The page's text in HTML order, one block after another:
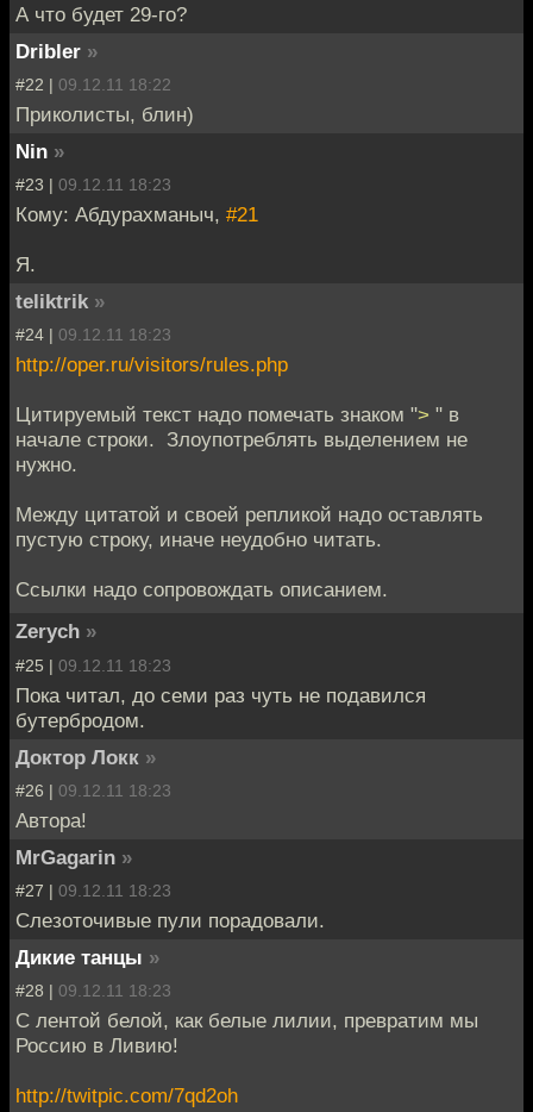
А что будет 29-го?
Dribler »
#22 | 09.12.11 18:22
Приколисты, блин)
Nin »
#23 | 09.12.11 18:23
Кому: Абдурахманыч, #21
Я.
teliktrik »
#24 | 09.12.11 18:23
http://oper.ru/visitors/rules.php
Цитируемый текст надо помечать знаком "> " в
начале строки. Злоупотреблять выделением не
нужно.
Между цитатой и своей репликой надо оставлять
пустую строку, иначе неудобно читать.
Ссылки надо сопровождать описанием.
Zerych »
#25 | 09.12.11 18:23
Пока читал, до семи раз чуть не подавился
бутербродом.
Доктор Локк »
#26 | 09.12.11 18:23
Автора!
MrGagarin »
#27 | 09.12.11 18:23
Слезоточивые пули порадовали.
Дикие танцы »
#28 | 09.12.11 18:23
С лентой белой, как белые лилии, превратим мы
Россию в Ливию!
http://twitpic.com/7qd2oh